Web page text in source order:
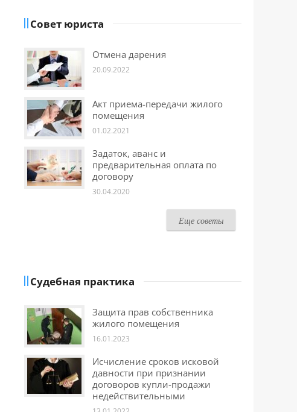
Совет юриста
Отмена дарения
20.09.2022
Акт приема-передачи жилого
помещения
01.02.2021
Задаток, аванс и
предварительная оплата по
договору
30.04.2020
Еще советы
Судебная практика
Защита прав собственника
жилого помещения
16.01.2023
Исчисление сроков исковой
давности при признании
договоров купли-продажи
недействительными